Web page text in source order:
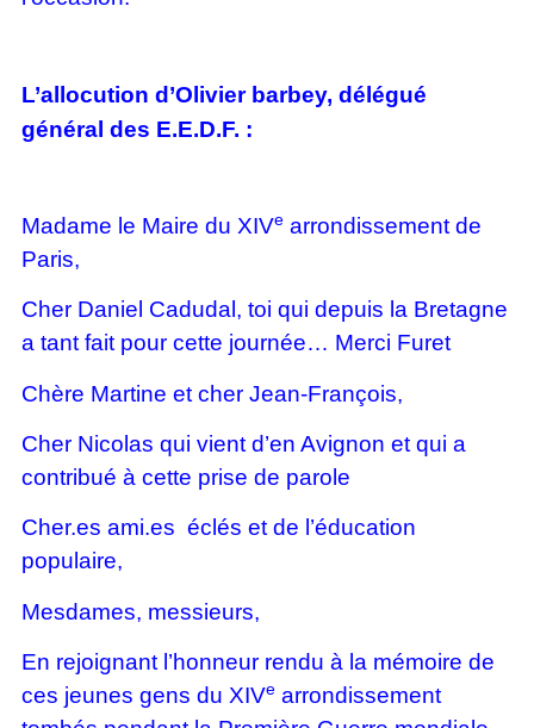
L’allocution d’Olivier barbey, délégué
général des E.E.D.F. :
Madame le Maire du XIVearrondissement de
Paris,
Cher Daniel Cadudal, toi qui depuis la Bretagne
a tant fait pour cette journée… Merci Furet
Chère Martine et cher Jean-François,
Cher Nicolas qui vient d’en Avignon et qui a
contribué à cette prise de parole
Cher.es ami.es éclés et de l’éducation
populaire,
Mesdames, messieurs,
En rejoignant l’honneur rendu à la mémoire de
ces jeunes gens du XIVearrondissement